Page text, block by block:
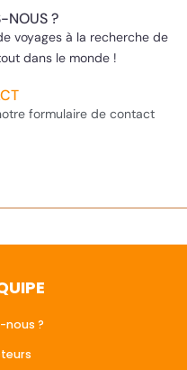
NOUS ?
voyages à la recherche de
dans le monde !
formulaire de contact
nous ?